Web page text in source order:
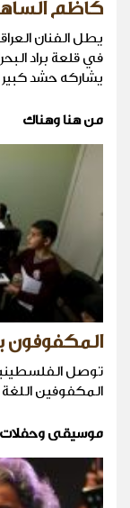
كاظم
يطل الفنان
في قلعة براد
يشاركه حشد كبير
من هنا وهناك
المكفوفون
توصل
المكفوفين اللغة
موسيقى وحفلات